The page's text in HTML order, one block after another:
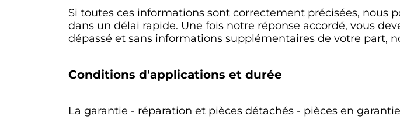
Si toutes ces informations sont correctement précisées, nous
dans un délai rapide. Une fois notre réponse accordé, vous
dépassé et sans informations supplémentaires de votre part,
Conditions d'applications et durée
La garantie - réparation et pièces détachés - pièces en